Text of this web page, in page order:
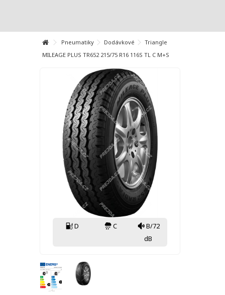
Pneumatiky Dodávkové
Triangle
MILEAGE PLUS TR652 215/75 R16 116S TL C M+S
D C
B/72
dB